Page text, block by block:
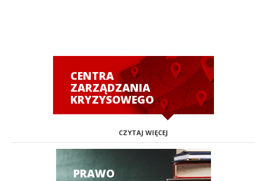
CENTRA
ZARZĄDZANIA
KRYZYSOWEGO
CZYTAJ WIĘCEJ
PRAWO